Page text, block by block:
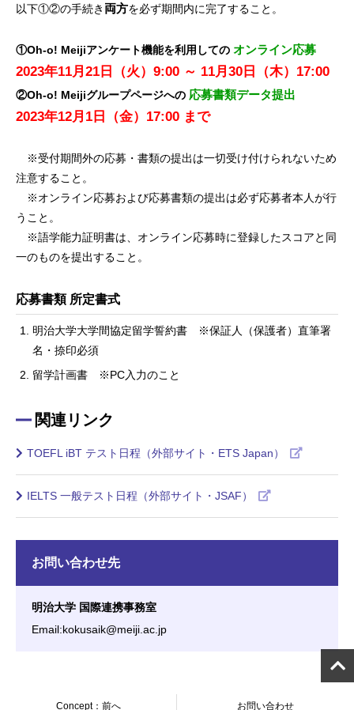
以下①②の手続き 両方を必ず期間内に完了すること。
①Oh-o! Meijiアンケート機能を利用しての オンライン応募
2023年11月21日（火）9:00 ～ 11月30日（木）17:00
②Oh-o! Meijiグループページへの 応募書類データ提出
2023年12月1日（金）17:00 まで
※受付期間外の応募・書類の提出は一切受け付けられないため
注意すること。
※オンライン応募および応募書類の提出は必ず応募者本人が行
うこと。
※語学能力証明書は、オンライン応募時に登録したスコアと同
一のものを提出すること。
応募書類 所定書式
明治大学大学間協定留学誓約書 ※保証人（保護者）直筆署
名・捺印必須
留学計画書 ※PC入力のこと
関連リンク
TOEFL iBT テスト日程（外部サイト・ETS Japan）
IELTS 一般テスト日程（外部サイト・JSAF）
お問い合わせ先
明治大学 国際連携事務室
Email:kokusaik@meiji.ac.jp
Concept：前へ お問い合わせ